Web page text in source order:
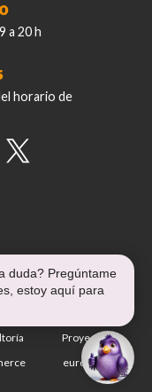
a 20 h
horario de
Proyectos
europeos
duda? Pregúntame
estoy aquí para